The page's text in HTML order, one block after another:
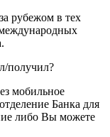
рубежом в тех
получил?
мобильное
Банка для
либо Вы можете